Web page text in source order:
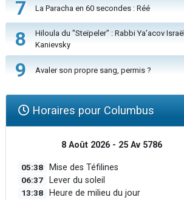
7 La Paracha en 60 secondes : Réé
8
Hiloula du "Steïpeler" : Rabbi Ya’acov Israël
Kanievsky
9 Avaler son propre sang, permis ?
Horaires pour Columbus
8 Août 2026 - 25 Av 5786
05:38 Mise des Téfilines
06:37 Lever du soleil
13:38 Heure de milieu du jour